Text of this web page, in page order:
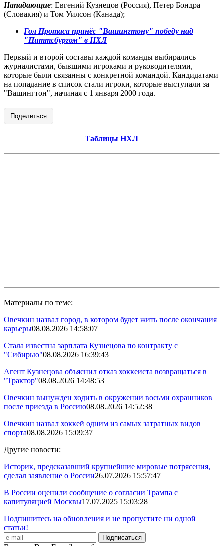
Нападающие: Евгений Кузнецов (Россия), Петер Бондра
(Словакия) и Том Уилсон (Канада);
Гол Протаса принёс "Вашингтону" победу над
"Питтсбургом" в НХЛ
Первый и второй составы каждой команды выбирались
журналистами, бывшими игроками и руководителями,
которые были связанны с конкретной командой. Кандидатами
на попадание в список стали игроки, которые выступали за
"Вашингтон", начиная с 1 января 2000 года.
Поделиться
Таблицы НХЛ
Материалы по теме:
Овечкин назвал город, в котором будет жить после окончания
карьеры08.08.2026 14:58:07
Стала известна зарплата Кузнецова по контракту с
"Сибирью"08.08.2026 16:39:43
Агент Кузнецова объяснил отказ хоккеиста возвращаться в
"Трактор"08.08.2026 14:48:53
Овечкин вынужден ходить в окружении восьми охранников
после приезда в Россию08.08.2026 14:52:38
Овечкин назвал хоккей одним из самых затратных видов
спорта08.08.2026 15:09:37
Другие новости:
Историк, предсказавший крупнейшие мировые потрясения,
сделал заявление о России26.07.2026 15:57:47
В России оценили сообщение о согласии Трампа с
капитуляцией Москвы17.07.2025 15:03:28
Подпишитесь на обновления и не пропустите ни одной
статьи!